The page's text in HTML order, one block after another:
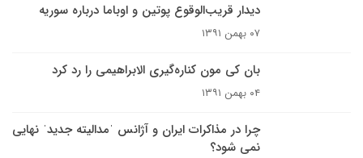
دیدار قریب‌الوقوع پوتین و اوباما درباره سوریه
۰۷ بهمن ۱۳۹۱
بان کی مون کناره‌گیری الابراهیمی را رد کرد
۰۴ بهمن ۱۳۹۱
چرا در مذاکرات ایران و آژانس ˈمدالیته جدیدˈ نهایی
نمی شود؟